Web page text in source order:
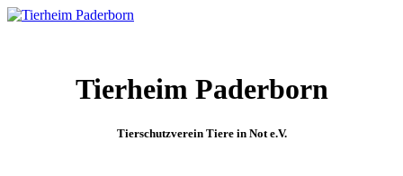
Tierheim Paderborn
Tierschutzverein Tiere in Not e.V.